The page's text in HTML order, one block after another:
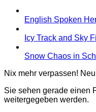
English Spoken
Icy Track and Sky
Snow Chaos in
Nix mehr verpassen!
Sie sehen gerade einen
weitergegeben werden.